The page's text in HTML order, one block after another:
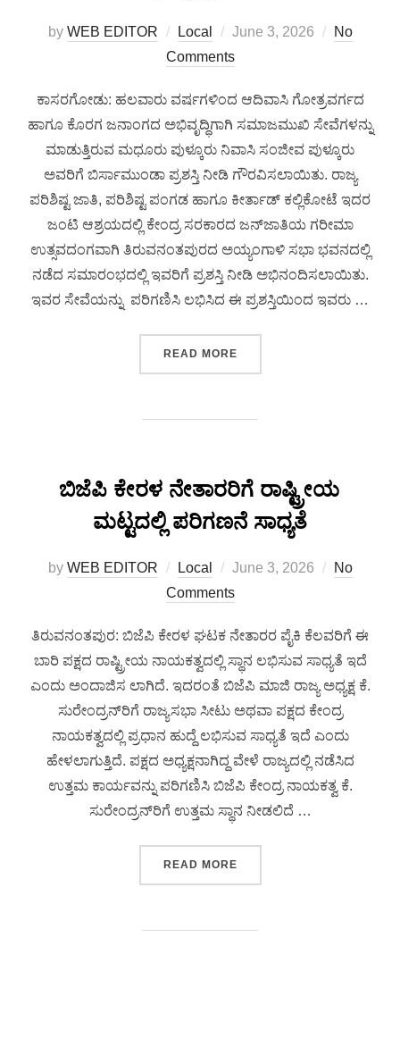
by WEB EDITOR Local June 3, 2026
No
Comments
ಕಾಸರಗೋಡು: ಹಲವಾರು ವರ್ಷಗಳಿಂದ ಆದಿವಾಸಿ ಗೋತ್ರವರ್ಗದ
ಹಾಗೂ ಕೊರಗ ಜನಾಂಗದ ಅಭಿವೃದ್ಧಿಗಾಗಿ ಸಮಾಜಮುಖಿ ಸೇವೆಗಳನ್ನು
ಮಾಡುತ್ತಿರುವ ಮಧೂರು ಪುಳ್ಕೂರು ನಿವಾಸಿ ಸಂಜೀವ ಪುಳ್ಕೂರು
ಅವರಿಗೆ ಬಿರ್ಸಾಮುಂಡಾ ಪ್ರಶಸ್ತಿ ನೀಡಿ ಗೌರವಿಸಲಾಯಿತು. ರಾಜ್ಯ
ಪರಿಶಿಷ್ಟ ಜಾತಿ, ಪರಿಶಿಷ್ಟ ಪಂಗಡ ಹಾಗೂ ಕೀರ್ತಾಡ್ ಕಲ್ಲಿಕೋಟೆ ಇದರ
ಜಂಟಿ ಆಶ್ರಯದಲ್ಲಿ ಕೇಂದ್ರ ಸರಕಾರದ ಜನ್‌ಜಾತಿಯ ಗರೀಮಾ
ಉತ್ಸವದಂಗವಾಗಿ ತಿರುವನಂತಪುರದ ಅಯ್ಯಂಗಾಳಿ ಸಭಾ ಭವನದಲ್ಲಿ
ನಡೆದ ಸಮಾರಂಭದಲ್ಲಿ ಇವರಿಗೆ ಪ್ರಶಸ್ತಿ ನೀಡಿ ಅಭಿನಂದಿಸಲಾಯಿತು.
ಇವರ ಸೇವೆಯನ್ನು ಪರಿಗಣಿಸಿ ಲಭಿಸಿದ ಈ ಪ್ರಶಸ್ತಿಯಿಂದ ಇವರು …
READ MORE
ಬಿಜೆಪಿ ಕೇರಳ ನೇತಾರರಿಗೆ ರಾಷ್ಟ್ರೀಯ
ಮಟ್ಟದಲ್ಲಿ ಪರಿಗಣನೆ ಸಾಧ್ಯತೆ
by WEB EDITOR Local June 3, 2026
No
Comments
ತಿರುವನಂತಪುರ: ಬಿಜೆಪಿ ಕೇರಳ ಘಟಕ ನೇತಾರರ ಪೈಕಿ ಕೆಲವರಿಗೆ ಈ
ಬಾರಿ ಪಕ್ಷದ ರಾಷ್ಟ್ರೀಯ ನಾಯಕತ್ವದಲ್ಲಿ ಸ್ಥಾನ ಲಭಿಸುವ ಸಾಧ್ಯತೆ ಇದೆ
ಎಂದು ಅಂದಾಜಿಸ ಲಾಗಿದೆ. ಇದರಂತೆ ಬಿಜೆಪಿ ಮಾಜಿ ರಾಜ್ಯ ಅಧ್ಯಕ್ಷ ಕೆ.
ಸುರೇಂದ್ರನ್‌ರಿಗೆ ರಾಜ್ಯಸಭಾ ಸೀಟು ಅಥವಾ ಪಕ್ಷದ ಕೇಂದ್ರ
ನಾಯಕತ್ವದಲ್ಲಿ ಪ್ರಧಾನ ಹುದ್ದೆ ಲಭಿಸುವ ಸಾಧ್ಯತೆ ಇದೆ ಎಂದು
ಹೇಳಲಾಗುತ್ತಿದೆ. ಪಕ್ಷದ ಅಧ್ಯಕ್ಷನಾಗಿದ್ದ ವೇಳೆ ರಾಜ್ಯದಲ್ಲಿ ನಡೆಸಿದ
ಉತ್ತಮ ಕಾರ್ಯವನ್ನು ಪರಿಗಣಿಸಿ ಬಿಜೆಪಿ ಕೇಂದ್ರ ನಾಯಕತ್ವ ಕೆ.
ಸುರೇಂದ್ರನ್‌ರಿಗೆ ಉತ್ತಮ ಸ್ಥಾನ ನೀಡಲಿದೆ …
READ MORE